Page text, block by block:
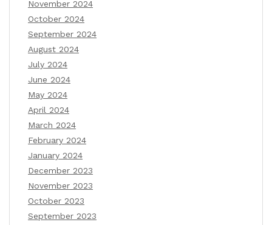
November 2024
October 2024
September 2024
August 2024
July 2024
June 2024
May 2024
April 2024
March 2024
February 2024
January 2024
December 2023
November 2023
October 2023
September 2023